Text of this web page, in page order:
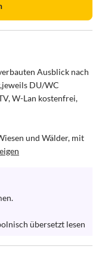
Ausblick nach
DU/WC
W-Lan kostenfrei,
und Wälder, mit
übersetzt lesen